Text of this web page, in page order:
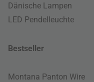
Dänische Lampen
LED Pendelleuchte
Bestseller
Montana Panton Wire